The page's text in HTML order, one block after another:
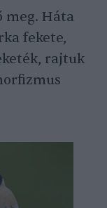
meg. Háta
fekete,
rajtuk